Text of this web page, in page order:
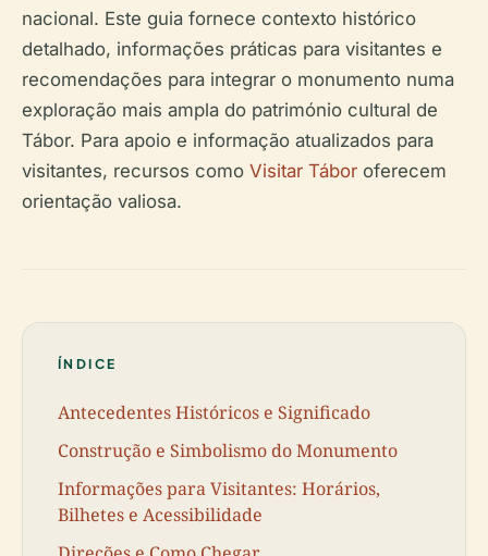
nacional. Este guia fornece contexto histórico
detalhado, informações práticas para visitantes e
recomendações para integrar o monumento numa
exploração mais ampla do património cultural de
Tábor. Para apoio e informação atualizados para
visitantes, recursos como Visitar Tábor oferecem
orientação valiosa.
ÍNDICE
Antecedentes Históricos e Significado
Construção e Simbolismo do Monumento
Informações para Visitantes: Horários,
Bilhetes e Acessibilidade